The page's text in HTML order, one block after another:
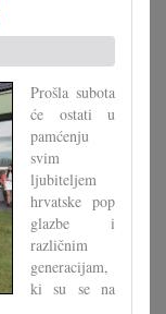
Prošla subota
će ostati u
pamćenju
svim
ljubiteljem
hrvatske pop
glazbe i
različnim
generacijam,
ki su se na